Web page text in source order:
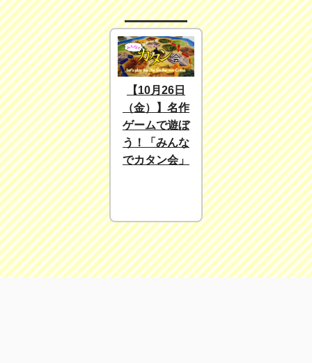
【10月26日
（金）】名作
ゲームで遊ぼ
う！「みんな
でカタン会」